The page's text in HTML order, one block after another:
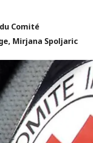
Comité
Mirjana Spoljaric